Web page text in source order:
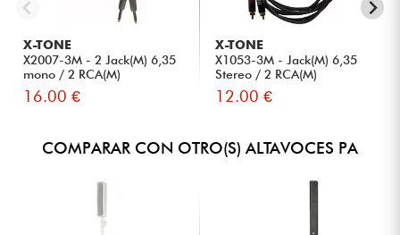
X-TONE
X2007-3M - 2 Jack(M) 6,35
mono / 2 RCA(M)
16.00 €
X-TONE
X1053-3M - Jack(M) 6,35
Stereo / 2 RCA(M)
12.00 €
COMPARAR CON OTRO(S) ALTAVOCES PA